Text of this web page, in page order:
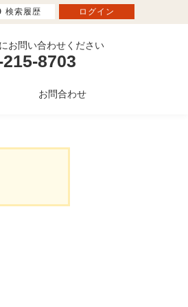
お問い合わせください
215-8703
お問合わせ
検索履歴 ログイン